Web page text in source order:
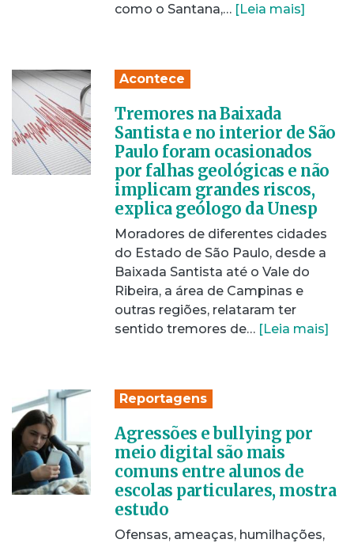
como o Santana,… [Leia mais]
Acontece
Tremores na Baixada
Santista e no interior de São
Paulo foram ocasionados
por falhas geológicas e não
implicam grandes riscos,
explica geólogo da Unesp
Moradores de diferentes cidades
do Estado de São Paulo, desde a
Baixada Santista até o Vale do
Ribeira, a área de Campinas e
outras regiões, relataram ter
sentido tremores de… [Leia mais]
Reportagens
Agressões e bullying por
meio digital são mais
comuns entre alunos de
escolas particulares, mostra
estudo
Ofensas, ameaças, humilhações,